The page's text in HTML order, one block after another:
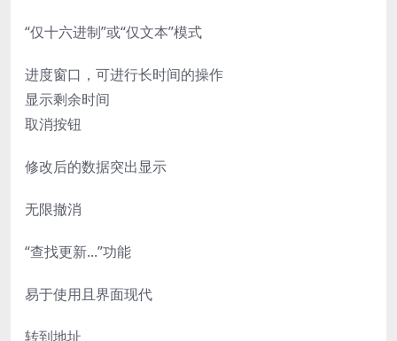
“仅十六进制”或“仅文本”模式
进度窗口，可进行长时间的操作
显示剩余时间
取消按钮
修改后的数据突出显示
无限撤消
“查找更新...”功能
易于使用且界面现代
转到地址